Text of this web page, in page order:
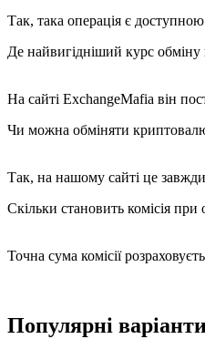
Так, така операція є
Де найвигідніший курс
На сайті ExchangeMafia він
Чи можна обміняти
Так, на нашому сайті це
Скільки становить комісія
Точна сума комісії
Популярні